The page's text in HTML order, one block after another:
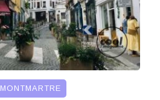
MONTMARTRE